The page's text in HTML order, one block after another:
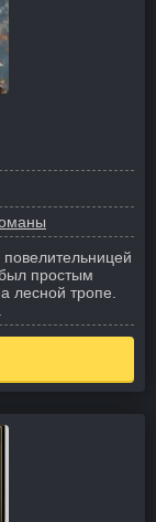
простым
лесной тропе.